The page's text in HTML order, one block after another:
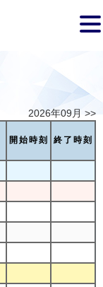
2026年09月 >>
開始時刻 終了時刻